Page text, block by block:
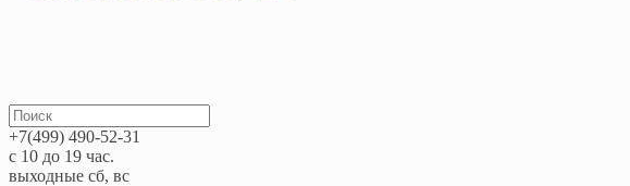
+7(499) 490-52-31
с 10 до 19 час.
выходные сб, вс